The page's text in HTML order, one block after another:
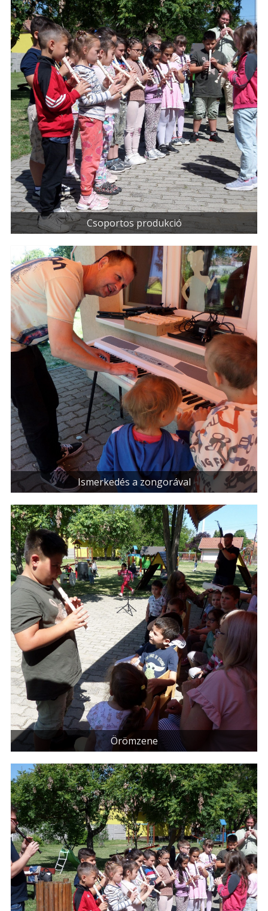
Csoportos produkció
Ismerkedés a zongorával
Örömzene